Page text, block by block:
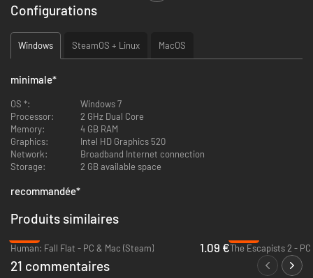
PROGRESSEZ À TRAVERS LES MONDES
Chaque monde est unique ! Votre équipe et vous devez relever chaque
nouveau défi si vous ne voulez pas dérailler !
Configurations
Windows SteamOS + Linux MacOS
minimale*
OS *:
Windows 7
Processor:
2 GHz Dual Core
Memory:
4 GB RAM
Graphics:
Intel HD Graphics 520
Network:
Broadband Internet connection
Storage:
2 GB available space
recommandée*
OS:
Processor:
Graphics:
Sound Card:
Produits similaires
Human: Fall Flat - PC & Mac (Steam)
1.09 €The Escapists 2 -
21 commentaires